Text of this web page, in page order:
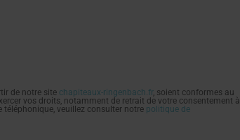
de notre site chapiteaux-ringenbach.fr, soient conformes au
vos droits, notamment de retrait de votre consentement à
veuillez consulter notre politique de